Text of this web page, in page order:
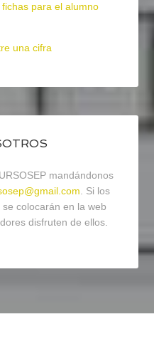
para el alumno
una cifra
mandándonos
. Si los
colocarán en la web
disfruten de ellos.